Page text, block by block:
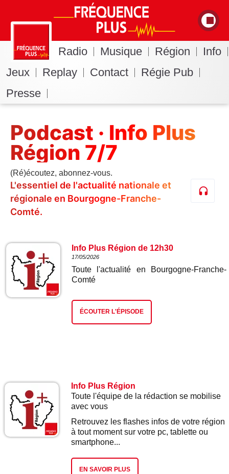
Radio Musique Région
Info
Jeux
Replay Contact
Régie Pub
Presse
Podcast · Info Plus
Région 7/7
(Ré)écoutez, abonnez-vous.
L'essentiel de l'actualité nationale et
régionale en Bourgogne-Franche-
Comté.
Info Plus Région de 12h30
17/05/2026
Toute l'actualité en Bourgogne-Franche-
Comté
ÉCOUTER L'ÉPISODE
Info Plus Région
Toute l'équipe de la rédaction se mobilise
avec vous
Retrouvez les flashes infos de votre région
à tout moment sur votre pc, tablette ou
smartphone...
EN SAVOIR PLUS